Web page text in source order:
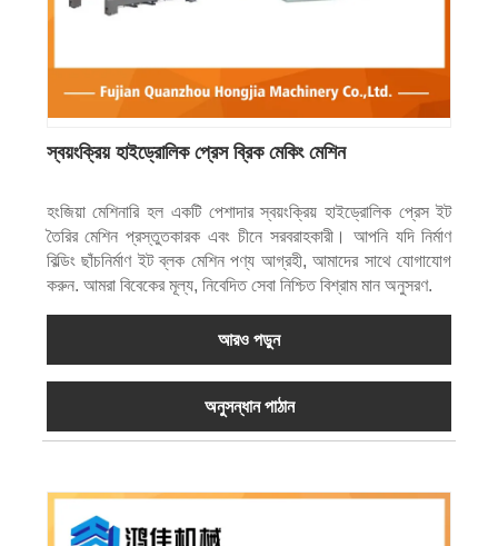
স্বয়ংক্রিয় হাইড্রোলিক প্রেস ব্রিক মেকিং মেশিন
হংজিয়া মেশিনারি হল একটি পেশাদার স্বয়ংক্রিয় হাইড্রোলিক প্রেস ইট
তৈরির মেশিন প্রস্তুতকারক এবং চীনে সরবরাহকারী। আপনি যদি নির্মাণ
বিল্ডিং ছাঁচনির্মাণ ইট ব্লক মেশিন পণ্য আগ্রহী, আমাদের সাথে যোগাযোগ
করুন. আমরা বিবেকের মূল্য, নিবেদিত সেবা নিশ্চিত বিশ্রাম মান অনুসরণ.
আরও পড়ুন
অনুসন্ধান পাঠান